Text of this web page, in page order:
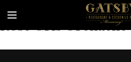
Rosé Gris Grenache